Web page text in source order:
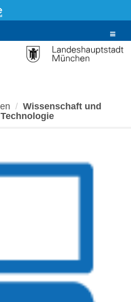
Toggle
Wissenschaft und
Technologie